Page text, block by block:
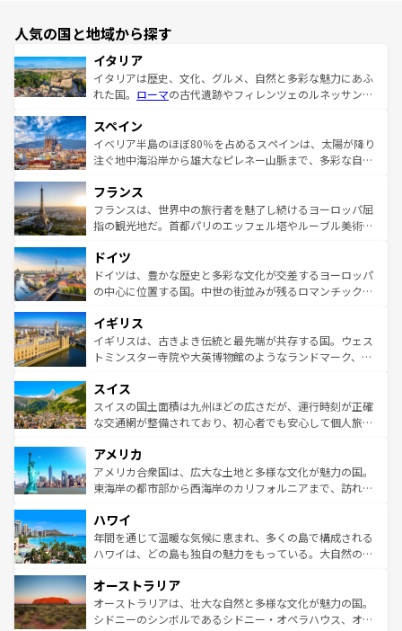
人気の国と地域から探す
イタリア
イタリアは歴史、文化、グルメ、自然と多彩な魅力にあふ
れた国。 ローマの古代遺跡やフィレンツェのルネッサンス
ろん、トスカーナの美しい田園風景やアマルフィ海岸の絶
景など、自然景観も見逃せない。観光の合間には、本場の
ピザやパスタなど、絶品のイタリア料理を堪能することも
ませてくれるイタリアで、忘れられない旅をしてみよう！
なお、新着のイタリア情報はコンテンツ一覧 を参照してほ
しい。
スペイン
イベリア半島のほぼ80％を占めるスペインは、太陽が降り
注ぐ地中海沿岸から雄大なピレネー山脈まで、多彩な自然
文化が根付くこの国では、情熱的なフラメンコ、熱気あふ
れる闘牛、そして美味しいタパスが生活の一部となってい
る。首都マドリードの洗練された雰囲気や、バルセロナの
の城塞都市、穏やかなビーチリゾートまで多彩な表情を見
せる。地方によって風土や気候が異なるスペインはその個
性で訪れる人を魅了する。 なお、新着のスペイン情報はコ
フランス
フランスは、世界中の旅行者を魅了し続けるヨーロッパ屈
指の観光地だ。首都パリのエッフェル塔やルーブル美術館
で、幅広い魅力が詰まっている。華麗な宮殿、歴史的な大
聖堂、美しいビーチ、そして豊かな自然が、訪れる者を心
から魅了する。また、フランスは美食の国としても知ら
いる。シャンパンの発祥地であるランス、プロヴァンスの
香り高いラベンダー畑など、多彩な楽しみ方が可能だ。さ
らに、パリ以外の地域にも魅力が溢れており、どの街角に
れる地方に足を運ぶとそれぞれで全く異なる文化を体験で
きるだろう。 なお、新着のフランス情報はコンテンツ一覧
を参照してほしい。
ドイツ
ドイツは、豊かな歴史と多彩な文化が交差するヨーロッパ
の中心に位置する国。中世の街並みが残るロマンチック街
顔を持つこの国は、どこを歩いても飽きることがない。ベ
ルリンの文化的活気、バイエルン州のアルプスの絶景、そ
してライン川沿いのワイン畑といった風景は必見。ビール
は、お酒好きな人にはぜひ体験してほしい。 なお、新着の
ドイツ情報はコンテンツ一覧を参照してほしい。
イギリス
イギリスは、古きよき伝統と最先端が共存する国。ウェス
トミンスター寺院や大英博物館のようなランドマーク、歴
リアごとに異なる魅力がある。また、優雅なアフタヌーン
ティー、ビール好きにはたまらない英国パブ、サッカー観
戦など、本場だからこそできる体験も豊富。イギリスを旅
ンツ一覧を参照してほしい。
スイス
スイスの国土面積は九州ほどの広さだが、運行時刻が正確
な交通網が整備されており、初心者でも安心して個人旅行
の建物がそのまま残る町や、スイスならではのユニークな
博物館もあり、アルプス観光だけでなく町歩きも満喫する
ことができる。国民の所得が高いため物価も高いが、旅行
ば市内交通費無料で観光を楽しむこともできる。 なお、新
着のスイス情報はコンテンツ一覧 を参照してほしい。
アメリカ
アメリカ合衆国は、広大な土地と多様な文化が魅力の国。
東海岸の都市部から西海岸のカリフォルニアまで、訪れる
のような巨大都市は、観光、ショッピング、エンターテイ
ンメントが詰まった刺激的なスポットだ。一方、アメリカ
西部には大自然が広がり、グランドキャニオンやイエロー
部のニューオーリンズでは、音楽と美食が融合した独特の
文化が魅力。旅行者はアメリカの各地域で異なる魅力を楽
しみながら、その多様性と豊かな歴史を感じることができ
ハワイ
年間を通じて温暖な気候に恵まれ、多くの島で構成される
ハワイは、どの島も独自の魅力をもっている。大自然の神
ワイ島は見逃せない。また、定番の観光地といえばオアフ
島だが、静かな自然を求めるならマウイ島やカウアイ島が
おすすめ。エメラルドグリーンに輝く海をはじめ、豊かな
オーストラリア
オーストラリアは、壮大な自然と多様な文化が魅力の国。
シドニーのシンボルであるシドニー・オペラハウス、オー